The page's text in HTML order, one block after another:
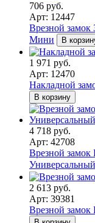
706 руб.
Арт: 12447
Врезной
Мини
В
1 971 руб.
Арт: 12470
Накладной
В корзину
4 718 руб.
Арт: 42708
Врезной
2 613 руб.
Арт: 39381
Врезной